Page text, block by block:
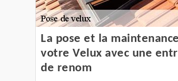
La pose et la
votre Velux avec une
de renom